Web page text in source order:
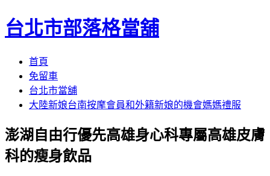
台北市部落格當舖
首頁
免留車
台北市當舖
大陸新娘台南按摩會員和外籍新娘的機會媽媽禮服
澎湖自由行優先高雄身心科專屬高雄皮膚
科的瘦身飲品